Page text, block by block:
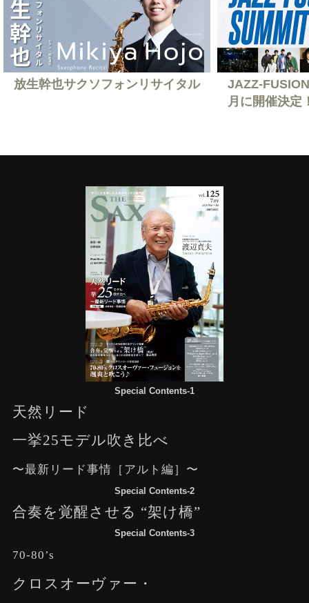
放生幹也サクソフォンリサイタル
JAZZ-
月に開催決定
Special Contents-1
天然リード
一挙25モデル吹き比べ
〜最新リード事情［アルト編］〜
Special Contents-2
合奏を覚醒させる “架け橋”
Special Contents-3
70-80’s
クロスオーヴァー・